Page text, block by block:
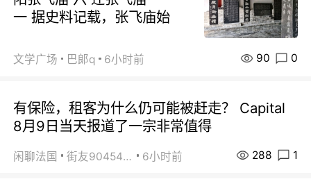
一 据史料记载，张飞庙始
文学广场 巴郞q 6小时前 90 0
有保险，租客为什么仍可能被赶走？ Capital
8月9日当天报道了一宗非常值得
闲聊法国 街友90454511 6小时前 288 1